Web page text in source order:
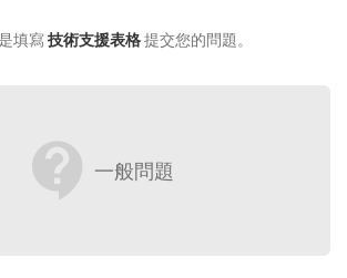
填寫技術支援表格提交您的問題。
contact_support 一般問題